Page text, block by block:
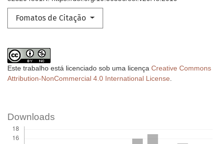
Fomatos de Citação
Este trabalho está licenciado sob uma licença Creative Commons
Attribution-NonCommercial 4.0 International License.
Downloads